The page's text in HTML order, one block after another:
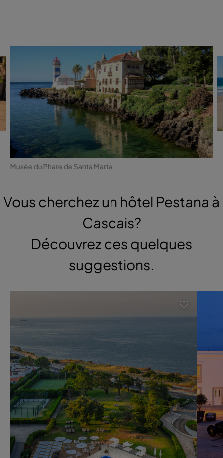
Musée du Phare de Santa Marta
Vous cherchez un hôtel Pestana à
Cascais?
Découvrez ces quelques
suggestions.